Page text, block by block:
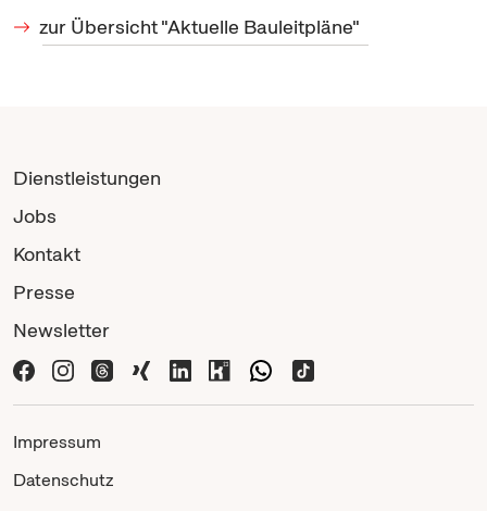
zur Übersicht "Aktuelle Bauleitpläne"
Dienstleistungen
Jobs
Kontakt
Presse
Newsletter
Impressum
Datenschutz